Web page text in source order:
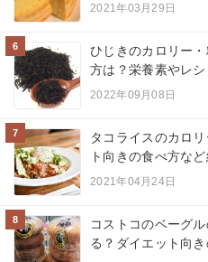
2021年03月29日
6
ひじきのカロリー
方は？栄養素やレシ
2022年09月08日
7
タコライスのカロ
ト向きの食べ方など
2021年04月24日
8
コストコのベーグ
る？ダイエット向